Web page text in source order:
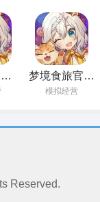
梦境食旅官方
版
模拟经营
Reserved.